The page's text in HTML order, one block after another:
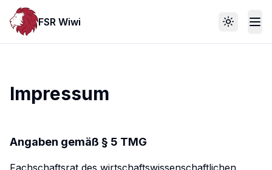
FSR Wiwi Toggle
Impressum
Angaben gemäß § 5 TMG
Fachschaftsrat des wirtschaftswissenschaftlichen